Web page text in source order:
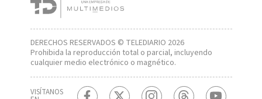
DERECHOS RESERVADOS © TELEDIARIO 2026
Prohibida la reproducción total o parcial, incluyendo
cualquier medio electrónico o magnético.
VISÍTANOS